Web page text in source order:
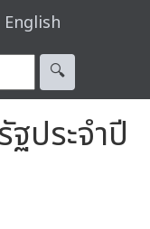
English
🔍︎
ฐประจำปี